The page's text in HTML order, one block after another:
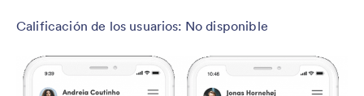
Calificación de los usuarios: No disponible